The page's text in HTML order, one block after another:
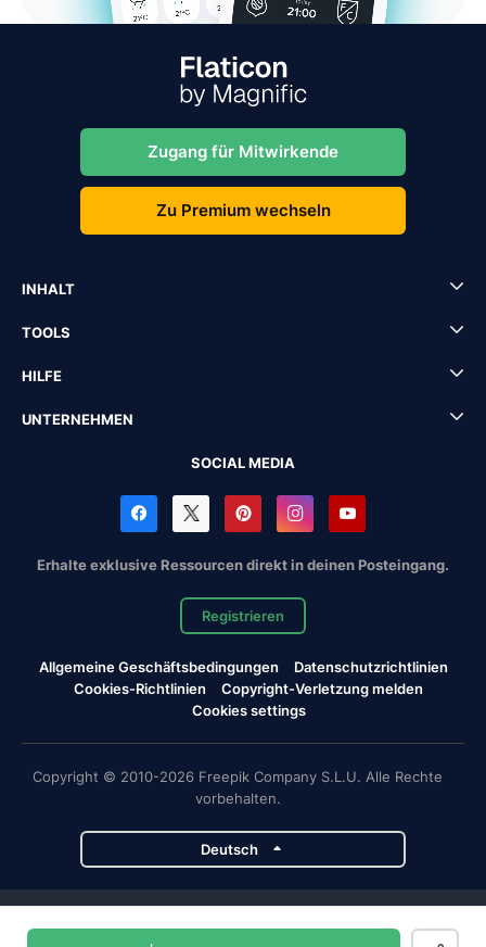
Zugang für Mitwirkende
Zu Premium wechseln
INHALT
TOOLS
HILFE
UNTERNEHMEN
SOCIAL MEDIA
Erhalte exklusive Ressourcen direkt in deinen Posteingang.
Registrieren
Allgemeine Geschäftsbedingungen
Datenschutzrichtlinien
Cookies-Richtlinien
Copyright-Verletzung melden
Cookies settings
Copyright © 2010-2026 Freepik Company S.L.U. Alle Rechte
vorbehalten.
Deutsch